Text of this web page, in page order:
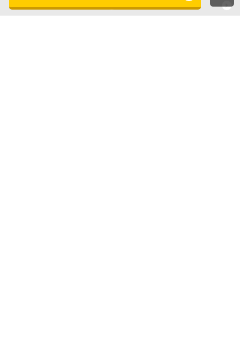
スマートウォッチ買取査定